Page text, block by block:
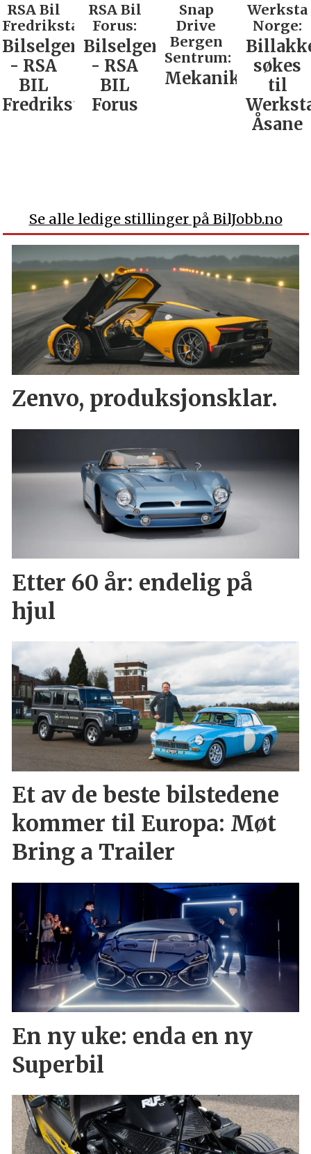
RSA Bil
Fredrikstad:
Bilselger
- RSA
BIL
Fredrikstad
RSA Bil
Forus:
Bilselger
- RSA
BIL
Forus
Snap
Drive
Bergen
Sentrum:
Mekaniker
Werksta
Norge:
søkes
til
Åsane
Se alle ledige stillinger på BilJobb.no
Zenvo, produksjonsklar.
Etter 60 år: endelig på
hjul
Et av de beste bilstedene
kommer til Europa: Møt
Bring a Trailer
En ny uke: enda en ny
Superbil